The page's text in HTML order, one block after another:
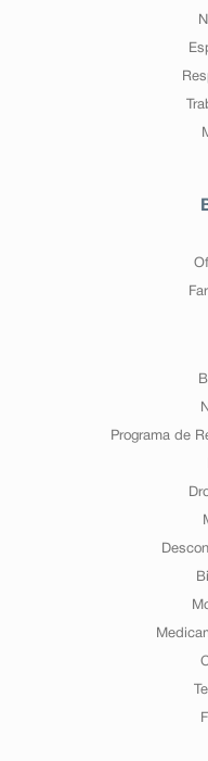
Programa de